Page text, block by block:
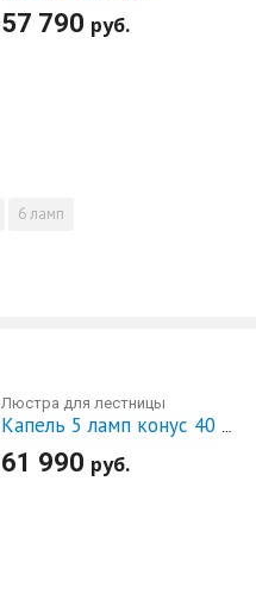
57 790 руб.
6 ламп
Люстра для лестницы
Капель 5 ламп конус 40 см длинная
61 990 руб.